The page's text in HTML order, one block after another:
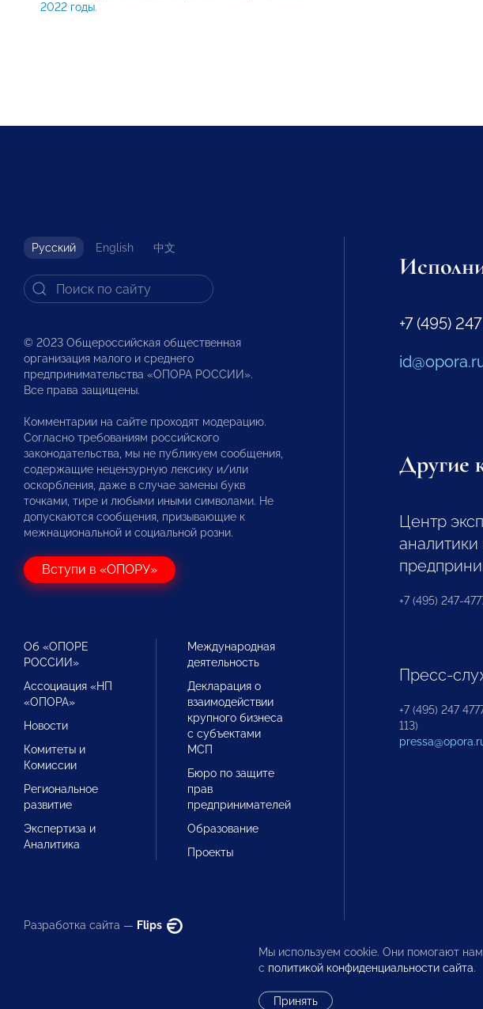
2022 годы.
Русский English 中文
© 2023 Общероссийская общественная
организация малого и среднего
предпринимательства «ОПОРА РОССИИ».
Все права защищены.
Комментарии на сайте проходят модерацию.
Согласно требованиям российского
законодательства, мы не публикуем сообщения,
содержащие нецензурную лексику и/или
оскорбления, даже в случае замены букв
точками, тире и любыми иными символами. Не
допускаются сообщения, призывающие к
межнациональной и социальной розни.
Вступи в «ОПОРУ»
Об «ОПОРЕ
РОССИИ»
Ассоциация «НП
«ОПОРА»
Новости
Комитеты и
Комиссии
Региональное
развитие
Экспертиза и
Аналитика
Международная
деятельность
Декларация о
взаимодействии
крупного бизнеса
с субъектами
МСП
Бюро по защите
прав
предпринимателей
Образование
Проекты
Разработка сайта — Flips
+7 (495)
Другие
Центр
+7 (495) 247-
Пресс-
+7 (495) 247
113)
Мы используем cookie. Они помогают
с политикой конфиденциальности сайта.
Принять